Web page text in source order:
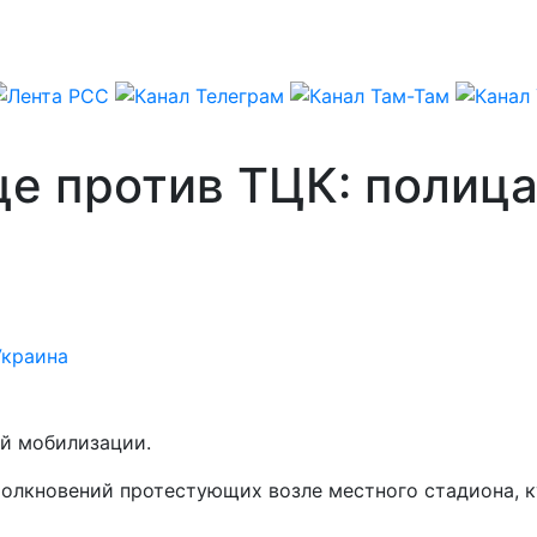
против ТЦК:
мобилизации.
протестующих возле местного стадиона,